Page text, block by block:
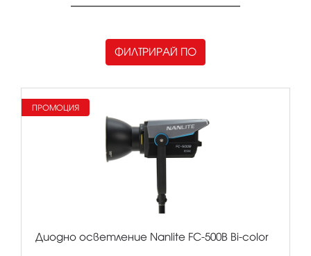
ФИЛТРИРАЙ ПО
Диодно осветление Nanlite FC-500B Bi-color
ПРОМОЦИЯ